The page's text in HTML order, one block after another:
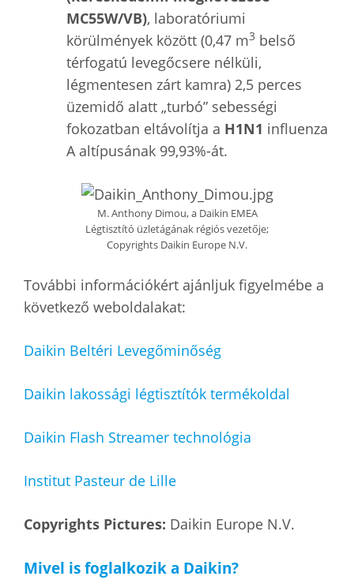
MC55W/VB), laboratóriumi
körülmények között (0,47 m3 belső
térfogatú levegőcsere nélküli,
légmentesen zárt kamra) 2,5 perces
üzemidő alatt „turbó” sebességi
fokozatban eltávolítja a H1N1 influenza
A altípusának 99,93%-át.
M. Anthony Dimou, a Daikin EMEA
Légtisztító üzletágának régiós vezetője;
Copyrights Daikin Europe N.V.
További információkért ajánljuk figyelmébe a
következő weboldalakat:
Daikin Beltéri Levegőminőség
Daikin lakossági légtisztítók termékoldal
Daikin Flash Streamer technológia
Institut Pasteur de Lille
Copyrights Pictures: Daikin Europe N.V.
Mivel is foglalkozik a Daikin?